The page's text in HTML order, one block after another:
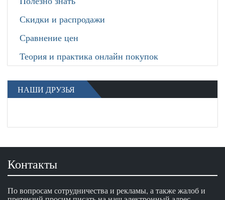
Скидки и распродажи
Сравнение цен
Теория и практика онлайн покупок
НАШИ ДРУЗЬЯ
Контакты
По вопросам сотрудничества и рекламы, а также жалоб и